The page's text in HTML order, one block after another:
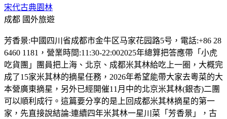
宋代古典園林
成都 國外旅遊
芳香景:中國四川省成都市金牛区马家花园路5号，電話:+86 28
6460 1181，營業時間:11:30-22:002025年總算把答應帶「小虎
吃貨團」團員把上海、北京、成都米其林給吃上一圈，大概完
成了15家米其林的摘星任務，2026年希望能帶大家去粵菜的大
本營廣東摘星，另外已經開催11月中的北京米其林(銀杏)二團
可以順利成行。這篇要分享的是上回成都米其林摘星的第一
家，先直接說結論:連續四年米其林一星川菜「芳香景」，古